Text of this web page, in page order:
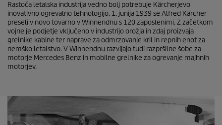
Rastoča letalska industrija vedno bolj potrebuje Kärcherjevo
inovativno ogrevalno tehnologijo. 1. junija 1939 se Alfred Kärcher
preseli v novo tovarno v Winnendnu s 120 zaposlenimi. Z začetkom
vojne je podjetje vključeno v industrijo orožja in zdaj proizvaja
grelnike kabine ter naprave za odmrzovanje kril in repnih enot za
nemško letalstvo. V Winnendnu razvijajo tudi razpršilne šobe za
motorje Mercedes Benz in mobilne grelnike za ogrevanje majhnih
motorjev.